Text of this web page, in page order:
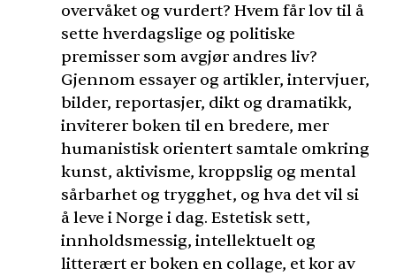
overvåket og vurdert? Hvem får lov til å
sette hverdagslige og politiske
premisser som avgjør andres liv?
Gjennom essayer og artikler, intervjuer,
bilder, reportasjer, dikt og dramatikk,
inviterer boken til en bredere, mer
humanistisk orientert samtale omkring
kunst, aktivisme, kroppslig og mental
sårbarhet og trygghet, og hva det vil si
å leve i Norge i dag. Estetisk sett,
innholdsmessig, intellektuelt og
litterært er boken en collage, et kor av